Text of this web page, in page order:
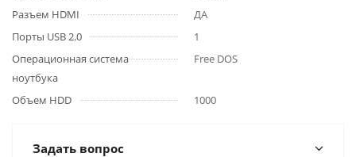
Разъем HDMI
ДА
Порты USB 2.0
1
Операционная система
ноутбука
Free DOS
Объем HDD 1000
Задать вопрос